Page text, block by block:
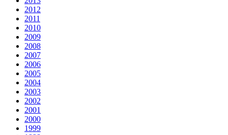
2012
2011
2010
2009
2008
2007
2006
2005
2004
2003
2002
2001
2000
1999